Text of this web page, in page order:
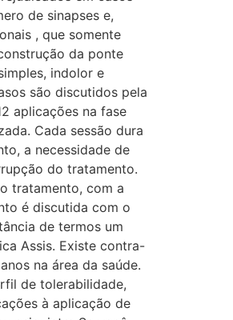
de sinapses e,
, que somente
da ponte
indolor e
são discutidos pela
aplicações na fase
Cada sessão dura
a necessidade de
do tratamento.
tratamento, com a
é discutida com o
de termos um
Assis. Existe contra-
na área da saúde.
de tolerabilidade,
à aplicação de